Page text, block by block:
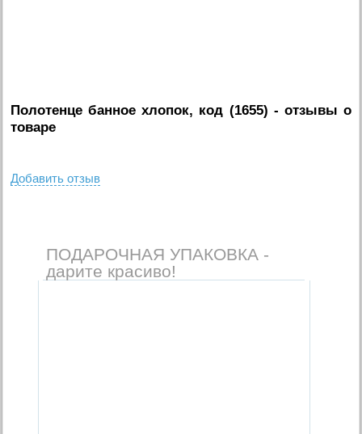
Полотенце банное хлопок, код (1655) - отзывы о
товаре
Добавить отзыв
ПОДАРОЧНАЯ УПАКОВКА -
дарите красиво!